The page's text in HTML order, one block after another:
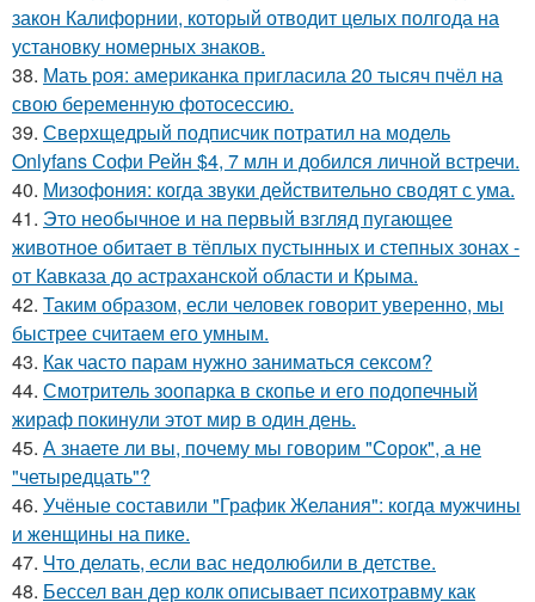
закон Калифорнии, который отводит целых полгода на
установку номерных знаков.
38. Мать роя: американка пригласила 20 тысяч пчёл на
свою беременную фотосессию.
39. Сверхщедрый подписчик потратил на модель
Onlyfans Софи Рейн $4, 7 млн и добился личной встречи.
40. Мизофония: когда звуки действительно сводят с ума.
41. Это необычное и на первый взгляд пугающее
животное обитает в тёплых пустынных и степных зонах -
от Кавказа до астраханской области и Крыма.
42. Таким образом, если человек говорит уверенно, мы
быстрее считаем его умным.
43. Как часто парам нужно заниматься сексом?
44. Смотритель зоопарка в скопье и его подопечный
жираф покинули этот мир в один день.
45. А знаете ли вы, почему мы говорим "Сорок", а не
"четыредцать"?
46. Учёные составили "График Желания": когда мужчины
и женщины на пике.
47. Что делать, если вас недолюбили в детстве.
48. Бессел ван дер колк описывает психотравму как